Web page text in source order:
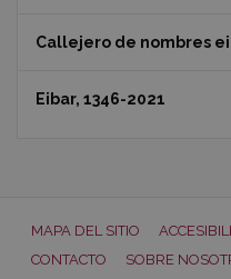
Callejero de nombres
Eibar, 1346-2021
MAPA DEL SITIO
CONTACTO
SOBRE